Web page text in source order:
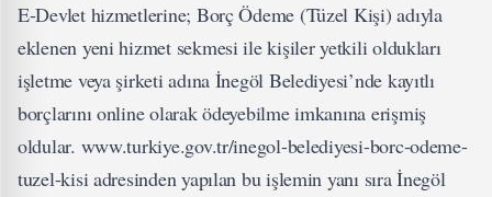
E-Devlet hizmetlerine; Borç Ödeme (Tüzel Kişi) adıyla
eklenen yeni hizmet sekmesi ile kişiler yetkili oldukları
işletme veya şirketi adına İnegöl Belediyesi’nde kayıtlı
borçlarını online olarak ödeyebilme imkanına erişmiş
oldular. www.turkiye.gov.tr/inegol-belediyesi-borc-odeme-
tuzel-kisi adresinden yapılan bu işlemin yanı sıra İnegöl